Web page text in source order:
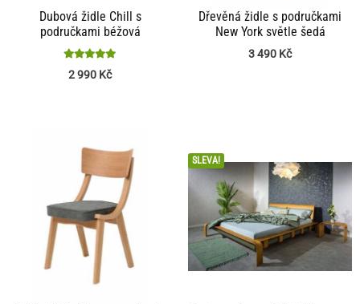
Dubová židle Chill s
područkami béžová
Hodnocení
2 990 Kč
Dřevěná židle s područkami
New York světle šedá
3 490 Kč
SLEVA!